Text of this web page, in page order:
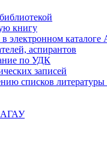
книгу
в электронном
аспирантов
по УДК
записей
списков
АГАУ